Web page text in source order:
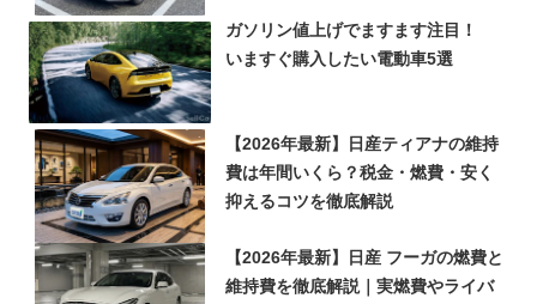
ガソリン値上げでますます注目！
いますぐ購入したい電動車5選
【2026年最新】日産ティアナの維持
費は年間いくら？税金・燃費・安く
抑えるコツを徹底解説
【2026年最新】日産 フーガの燃費と
維持費を徹底解説｜実燃費やライバ